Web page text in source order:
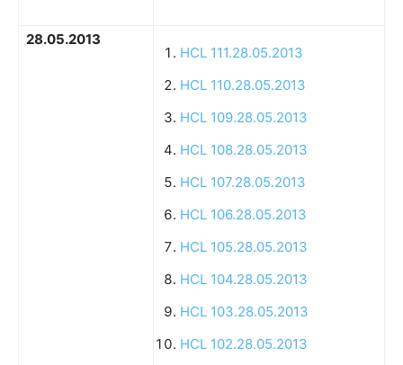
28.05.2013
HCL 111.28.05.2013
HCL 110.28.05.2013
HCL 109.28.05.2013
HCL 108.28.05.2013
HCL 107.28.05.2013
HCL 106.28.05.2013
HCL 105.28.05.2013
HCL 104.28.05.2013
HCL 103.28.05.2013
HCL 102.28.05.2013